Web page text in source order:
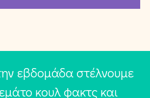
εβδομάδα στέλνουμε
κουλ φακτς και